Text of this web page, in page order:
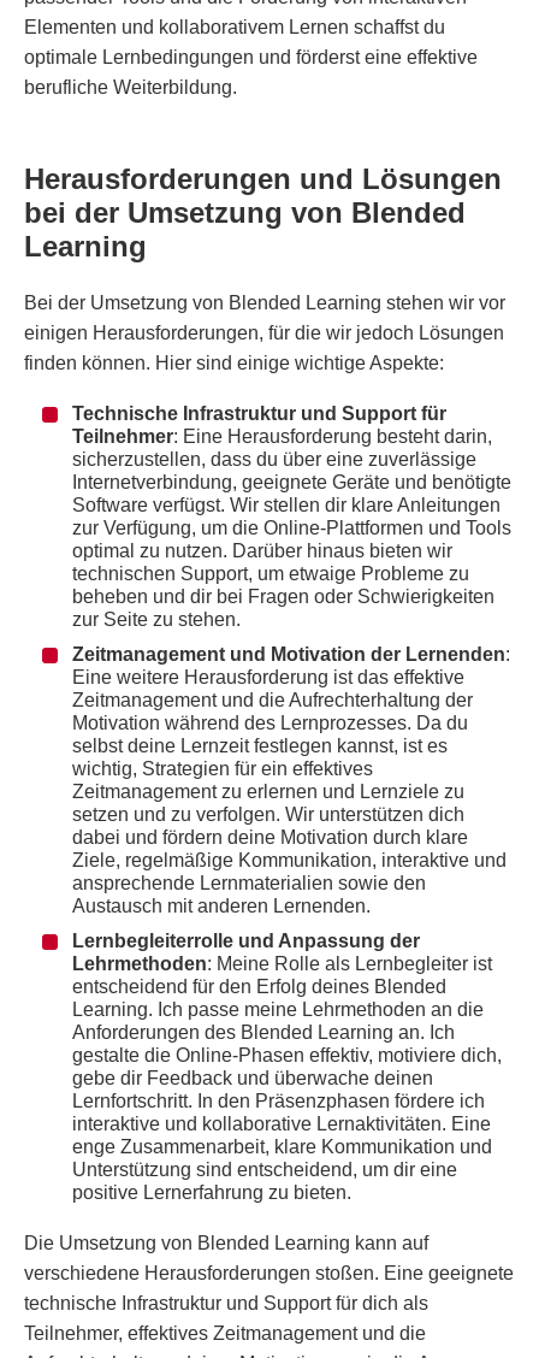
Elementen und kollaborativem Lernen schaffst du
optimale Lernbedingungen und förderst eine effektive
berufliche Weiterbildung.
Herausforderungen und Lösungen
bei der Umsetzung von Blended
Learning
Bei der Umsetzung von Blended Learning stehen wir vor
einigen Herausforderungen, für die wir jedoch Lösungen
finden können. Hier sind einige wichtige Aspekte:
Technische Infrastruktur und Support für
Teilnehmer: Eine Herausforderung besteht darin,
sicherzustellen, dass du über eine zuverlässige
Internetverbindung, geeignete Geräte und benötigte
Software verfügst. Wir stellen dir klare Anleitungen
zur Verfügung, um die Online-Plattformen und Tools
optimal zu nutzen. Darüber hinaus bieten wir
technischen Support, um etwaige Probleme zu
beheben und dir bei Fragen oder Schwierigkeiten
zur Seite zu stehen.
Zeitmanagement und Motivation der Lernenden:
Eine weitere Herausforderung ist das effektive
Zeitmanagement und die Aufrechterhaltung der
Motivation während des Lernprozesses. Da du
selbst deine Lernzeit festlegen kannst, ist es
wichtig, Strategien für ein effektives
Zeitmanagement zu erlernen und Lernziele zu
setzen und zu verfolgen. Wir unterstützen dich
dabei und fördern deine Motivation durch klare
Ziele, regelmäßige Kommunikation, interaktive und
ansprechende Lernmaterialien sowie den
Austausch mit anderen Lernenden.
Lernbegleiterrolle und Anpassung der
Lehrmethoden: Meine Rolle als Lernbegleiter ist
entscheidend für den Erfolg deines Blended
Learning. Ich passe meine Lehrmethoden an die
Anforderungen des Blended Learning an. Ich
gestalte die Online-Phasen effektiv, motiviere dich,
gebe dir Feedback und überwache deinen
Lernfortschritt. In den Präsenzphasen fördere ich
interaktive und kollaborative Lernaktivitäten. Eine
enge Zusammenarbeit, klare Kommunikation und
Unterstützung sind entscheidend, um dir eine
positive Lernerfahrung zu bieten.
Die Umsetzung von Blended Learning kann auf
verschiedene Herausforderungen stoßen. Eine geeignete
technische Infrastruktur und Support für dich als
Teilnehmer, effektives Zeitmanagement und die